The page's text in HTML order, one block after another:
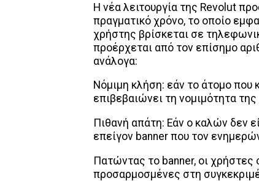
Η νέα λειτουργία της Revolut
πραγματικό χρόνο, το οποίο
χρήστης βρίσκεται σε
προέρχεται από τον επίσημο
ανάλογα:
Νόμιμη κλήση: εάν το άτομο που
επιβεβαιώνει τη νομιμότητα
Πιθανή απάτη: Εάν ο καλών δεν
επείγον banner που τον
Πατώντας το banner, οι χρήστες
προσαρμοσμένες στη